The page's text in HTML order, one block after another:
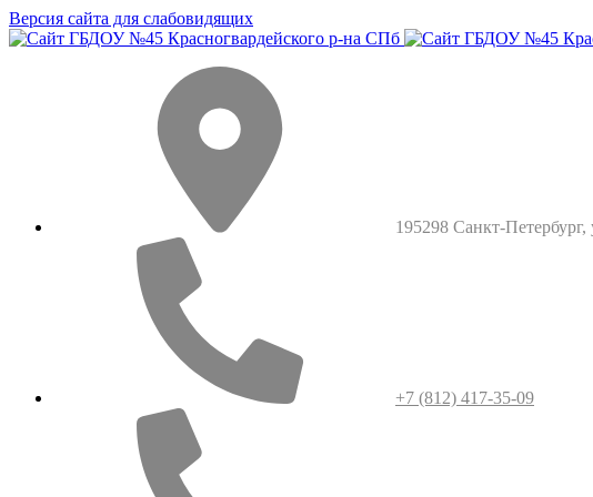
Версия сайта для слабовидящих
195298 Санкт-
+7 (812) 417-35-09